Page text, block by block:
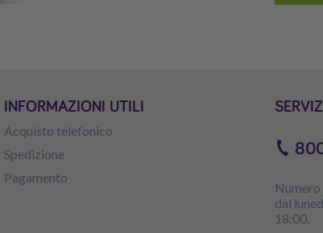
INFORMAZIONI UTILI
Acquisto telefonico
Spedizione
Pagamento
dal
18:00.